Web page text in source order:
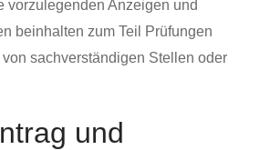
vorzulegenden Anzeigen und
beinhalten zum Teil Prüfungen
sachverständigen Stellen oder
und